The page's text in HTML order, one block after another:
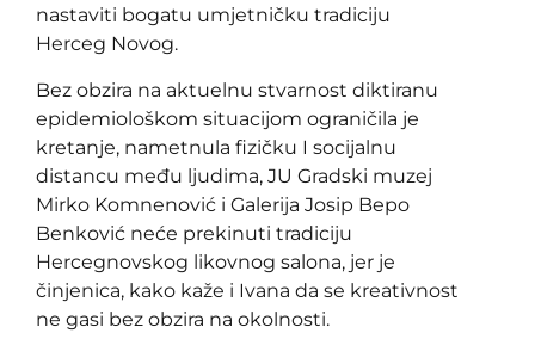
nastaviti bogatu umjetničku tradiciju
Herceg Novog.
Bez obzira na aktuelnu stvarnost diktiranu
epidemiološkom situacijom ograničila je
kretanje, nametnula fizičku I socijalnu
distancu među ljudima, JU Gradski muzej
Mirko Komnenović i Galerija Josip Bepo
Benković neće prekinuti tradiciju
Hercegnovskog likovnog salona, jer je
činjenica, kako kaže i Ivana da se kreativnost
ne gasi bez obzira na okolnosti.